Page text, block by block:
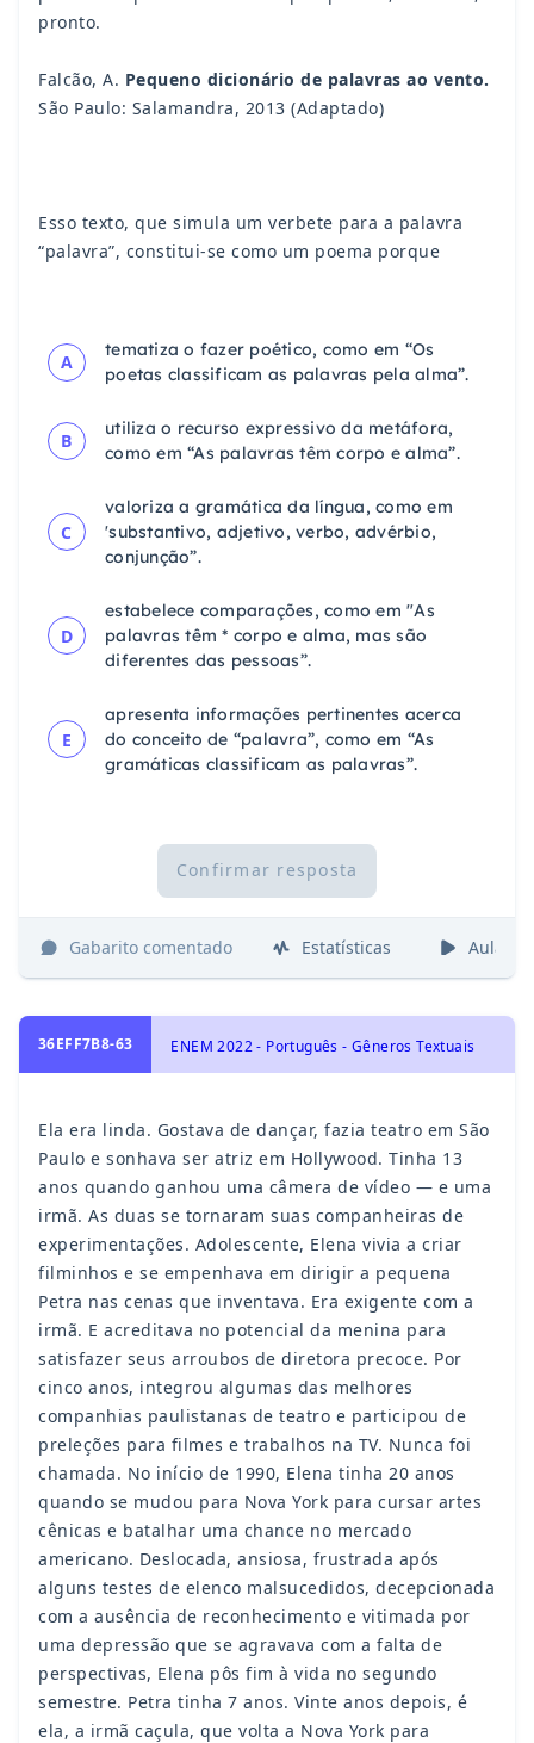
pronto.
Falcão, A. Pequeno dicionário de palavras ao vento.
São Paulo: Salamandra, 2013 (Adaptado)
Esso texto, que simula um verbete para a palavra
“palavra”, constitui-se como um poema porque
A
tematiza o fazer poético, como em “Os
poetas classificam as palavras pela alma”.
B
utiliza o recurso expressivo da metáfora,
como em “As palavras têm corpo e alma”.
C
valoriza a gramática da língua, como em
'substantivo, adjetivo, verbo, advérbio,
conjunção”.
D
estabelece comparações, como em "As
palavras têm * corpo e alma, mas são
diferentes das pessoas”.
E
apresenta informações pertinentes acerca
do conceito de “palavra”, como em “As
gramáticas classificam as palavras”.
Confirmar resposta
Gabarito comentado Estatísticas Aulas
36EFF7B8-63 ENEM 2022 - Português - Gêneros Textuais
Ela era linda. Gostava de dançar, fazia teatro em São
Paulo e sonhava ser atriz em Hollywood. Tinha 13
anos quando ganhou uma câmera de vídeo — e uma
irmã. As duas se tornaram suas companheiras de
experimentações. Adolescente, Elena vivia a criar
filminhos e se empenhava em dirigir a pequena
Petra nas cenas que inventava. Era exigente com a
irmã. E acreditava no potencial da menina para
satisfazer seus arroubos de diretora precoce. Por
cinco anos, integrou algumas das melhores
companhias paulistanas de teatro e participou de
preleções para filmes e trabalhos na TV. Nunca foi
chamada. No início de 1990, Elena tinha 20 anos
quando se mudou para Nova York para cursar artes
cênicas e batalhar uma chance no mercado
americano. Deslocada, ansiosa, frustrada após
alguns testes de elenco malsucedidos, decepcionada
com a ausência de reconhecimento e vitimada por
uma depressão que se agravava com a falta de
perspectivas, Elena pôs fim à vida no segundo
semestre. Petra tinha 7 anos. Vinte anos depois, é
ela, a irmã caçula, que volta a Nova York para